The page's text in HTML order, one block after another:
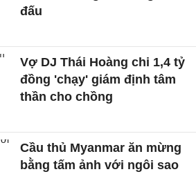
đấu
Vợ DJ Thái Hoàng chi 1,4 tỷ
đồng 'chạy' giám định tâm
thần cho chồng
Cầu thủ Myanmar ăn mừng
bằng tấm ảnh với ngôi sao